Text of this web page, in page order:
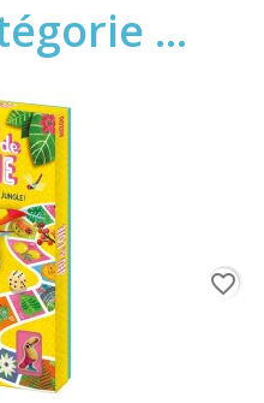
...
favorite_border